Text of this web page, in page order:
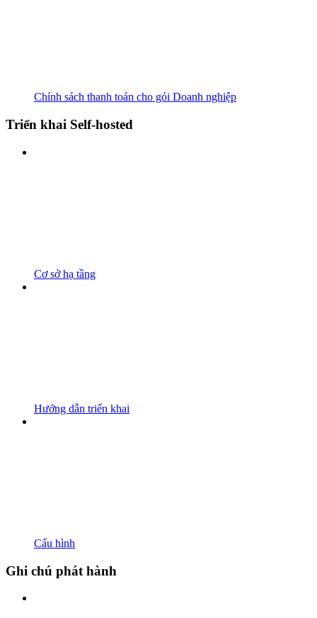
Chính sách thanh toán cho gói Doanh nghiệp
Triển khai Self-hosted
Cơ sở hạ tầng
Hướng dẫn triển khai
Cấu hình
Ghi chú phát hành